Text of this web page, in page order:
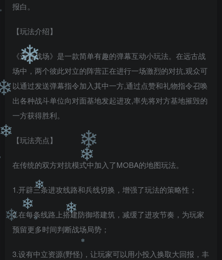
报白。
【玩法介绍】
《远古战场》是一款简单有趣的弹幕互动小玩法。在远古战
场中，两个彼此对立的阵营正在进行一场激烈的对抗,观众可
以通过发送弹幕指令加入其中一方,通过点赞和礼物指令召唤
出各种战斗单位向对面基地发起进攻,率先将对方基地摧毁的
一方获得胜利。
【玩法亮点】
在传统的双方对抗模式中加入了MOBA的地图玩法。
1.开辟三条进攻线路和兵线切换，增强了玩法的策略性；
2.在每条线路上搭建防御塔建筑，减缓了进攻节奏，为玩家
预留更多时间判断战场局势；
3.设有中立资源(野怪)，让玩家可以用小投入换取大回报，丰
❄
❄
❄
❄
❄
❄
❄